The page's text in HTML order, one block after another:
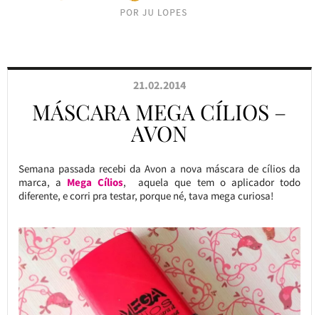
21.02.2014
MÁSCARA MEGA CÍLIOS –
AVON
Semana passada recebi da Avon a nova máscara de cílios da
marca, a Mega Cílios, aquela que tem o aplicador todo
diferente, e corri pra testar, porque né, tava mega curiosa!